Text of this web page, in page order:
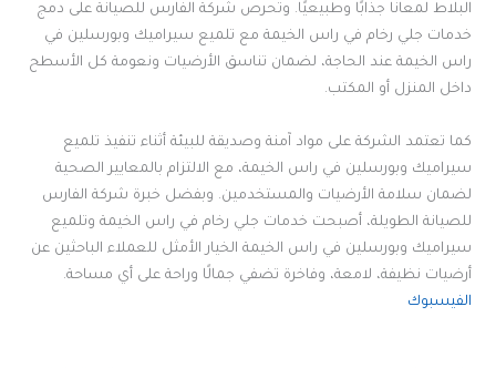
البلاط لمعانًا جذابًا وطبيعيًا. وتحرص شركة الفارس للصيانة على دمج
خدمات جلي رخام في راس الخيمة مع تلميع سيراميك وبورسلين في
راس الخيمة عند الحاجة، لضمان تناسق الأرضيات ونعومة كل الأسطح
داخل المنزل أو المكتب.
كما تعتمد الشركة على مواد آمنة وصديقة للبيئة أثناء تنفيذ تلميع
سيراميك وبورسلين في راس الخيمة، مع الالتزام بالمعايير الصحية
لضمان سلامة الأرضيات والمستخدمين. وبفضل خبرة شركة الفارس
للصيانة الطويلة، أصبحت خدمات جلي رخام في راس الخيمة وتلميع
سيراميك وبورسلين في راس الخيمة الخيار الأمثل للعملاء الباحثين عن
أرضيات نظيفة، لامعة، وفاخرة تضفي جمالًا وراحة على أي مساحة.
الفيسبوك